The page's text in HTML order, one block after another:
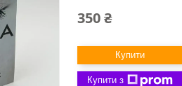
350 ₴
Купити
Купити з